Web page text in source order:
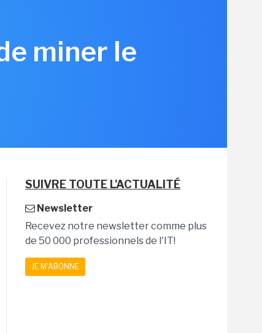
miner le
SUIVRE TOUTE L'ACTUALITÉ
Newsletter
Recevez notre newsletter comme plus
de 50 000 professionnels de l'IT!
JE M'ABONNE